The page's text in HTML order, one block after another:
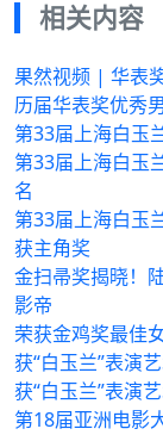
相关内容
果然视频 | 华表
历届华表奖优秀
第33届上海白玉
第33届上海白玉
名
第33届上海白玉
获主角奖
金扫帚奖揭晓！
影帝
荣获金鸡奖最佳
获“白玉兰”表演
获“白玉兰”表演
第18届亚洲电影